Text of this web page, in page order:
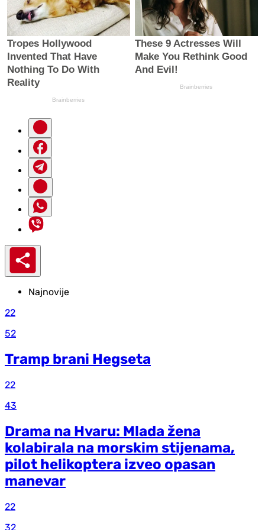
Najnovije
22
52
Tramp brani Hegseta
22
43
Drama na Hvaru: Mlada žena
kolabirala na morskim stijenama,
pilot helikoptera izveo opasan
manevar
22
32